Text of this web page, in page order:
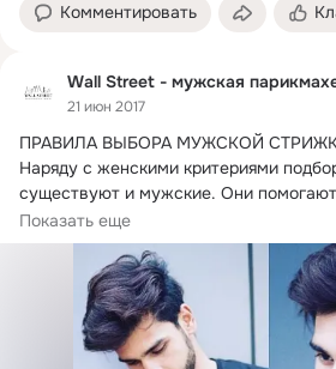
Комментировать
Wall Street - мужская
21 июн 2017
ПРАВИЛА ВЫБОРА МУЖСКОЙ
Наряду с женскими критериями
существуют и мужские. Они
нейтрализовать...
Показать еще